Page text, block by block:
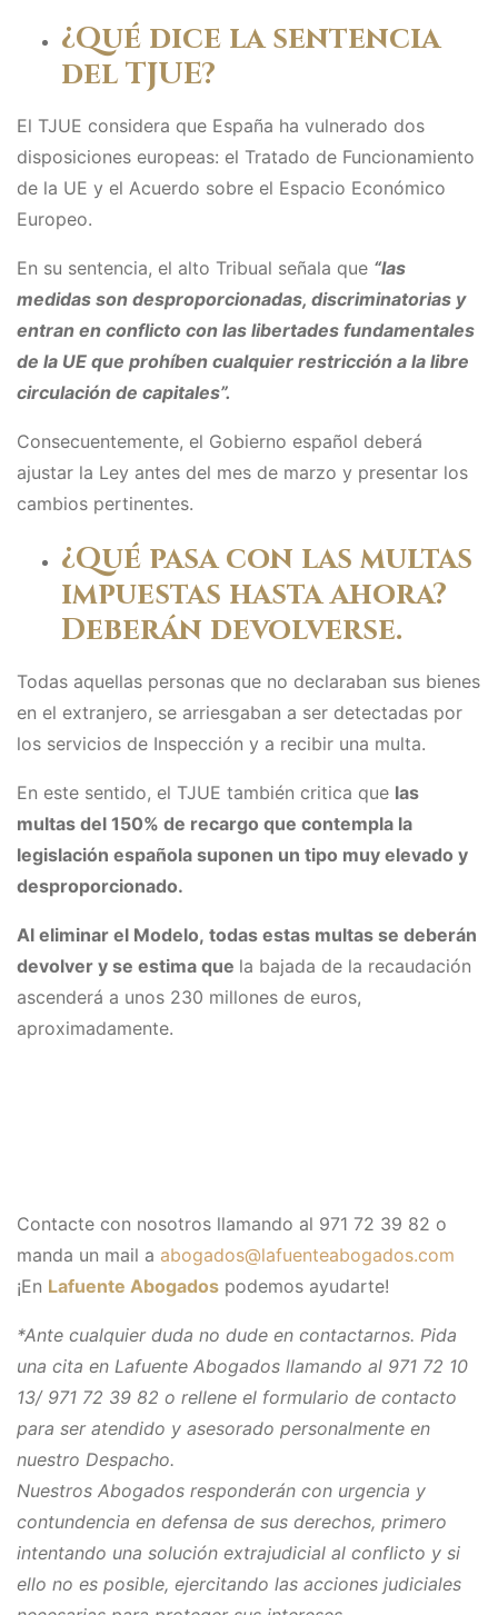
¿Qué dice la sentencia
del TJUE?
El TJUE considera que España ha vulnerado dos
disposiciones europeas: el Tratado de Funcionamiento
de la UE y el Acuerdo sobre el Espacio Económico
Europeo.
En su sentencia, el alto Tribual señala que “las
medidas son desproporcionadas, discriminatorias y
entran en conflicto con las libertades fundamentales
de la UE que prohíben cualquier restricción a la libre
circulación de capitales”.
Consecuentemente, el Gobierno español deberá
ajustar la Ley antes del mes de marzo y presentar los
cambios pertinentes.
¿Qué pasa con las multas
impuestas hasta ahora?
Deberán devolverse.
Todas aquellas personas que no declaraban sus bienes
en el extranjero, se arriesgaban a ser detectadas por
los servicios de Inspección y a recibir una multa.
En este sentido, el TJUE también critica que las
multas del 150% de recargo que contempla la
legislación española suponen un tipo muy elevado y
desproporcionado.
Al eliminar el Modelo, todas estas multas se deberán
devolver y se estima que la bajada de la recaudación
ascenderá a unos 230 millones de euros,
aproximadamente.
Contacte con nosotros llamando al 971 72 39 82 o
manda un mail a abogados@lafuenteabogados.com
¡En Lafuente Abogados podemos ayudarte!
*Ante cualquier duda no dude en contactarnos. Pida
una cita en Lafuente Abogados llamando al 971 72 10
13/ 971 72 39 82 o rellene el formulario de contacto
para ser atendido y asesorado personalmente en
nuestro Despacho.
Nuestros Abogados responderán con urgencia y
contundencia en defensa de sus derechos, primero
intentando una solución extrajudicial al conflicto y si
ello no es posible, ejercitando las acciones judiciales